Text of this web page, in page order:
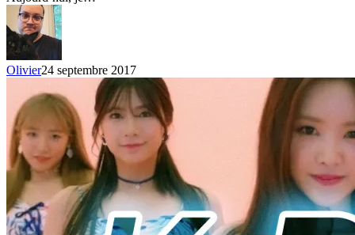
du
17
au
23
septembre
2017
April
Olivier24 septembre 2017